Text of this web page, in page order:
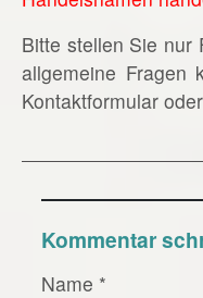
Bitte stellen Sie nur
allgemeine Fragen
Kontaktformular
Kommentar
Name *